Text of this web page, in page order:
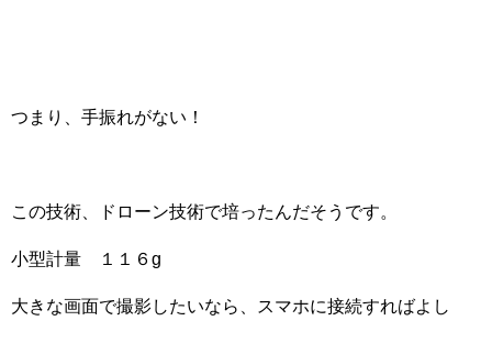
つまり、手振れがない！
この技術、ドローン技術で培ったんだそうです。
小型計量 １１６g
大きな画面で撮影したいなら、スマホに接続すればよし